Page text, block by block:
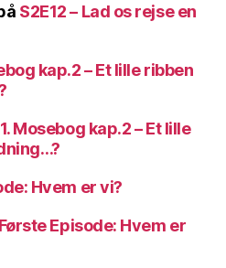
S2E12 – Lad os rejse en
kap.2 – Et lille ribben
Mosebog kap.2 – Et lille
Hvem er vi?
Første Episode: Hvem er